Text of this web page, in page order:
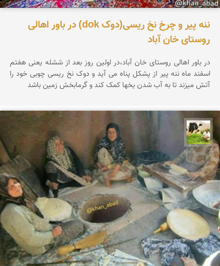
ننه پیر و چرخ نخ ریسی(دوک dok) در باور اهالی
روستای خان آباد
در باور اهالی روستای خان آباد،در اولین روز بعد از ششله یعنی هفتم
اسفند ماه ننه پیر از پشکل پناه می آید و دوک نخ ریسی چوبی خود را
آتش میزند تا به آب شدن یخها کمک کند و گرمابخش زمین باشد